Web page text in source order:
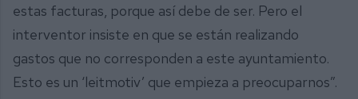
estas facturas, porque así debe de ser. Pero el
interventor insiste en que se están realizando
gastos que no corresponden a este ayuntamiento.
Esto es un ‘leitmotiv’ que empieza a preocuparnos”.